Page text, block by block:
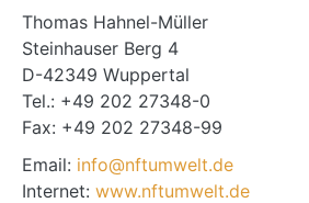
Thomas Hahnel-Müller
Steinhauser Berg 4
D-42349 Wuppertal
Tel.: +49 202 27348-0
Fax: +49 202 27348-99
Email: info@nftumwelt.de
Internet: www.nftumwelt.de